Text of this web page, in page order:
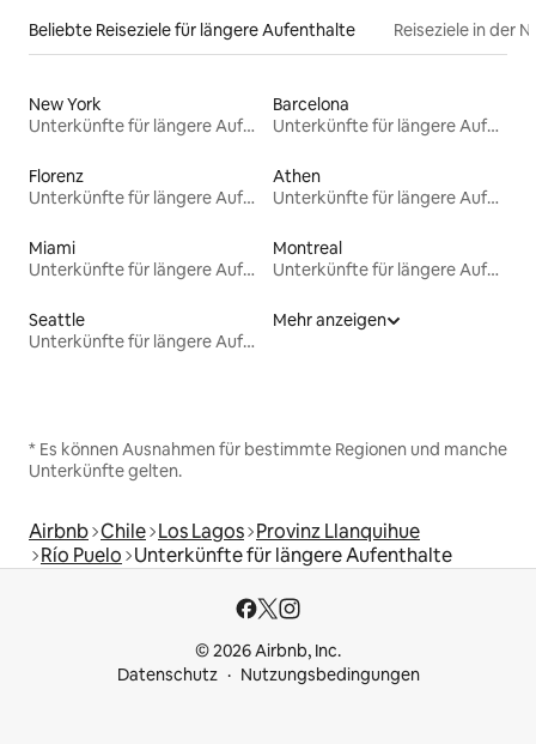
Beliebte Reiseziele für längere Aufenthalte Reiseziele in der
New York
Unterkünfte für längere Aufenthalte
Barcelona
Unterkünfte für längere Aufenthalte
Florenz
Unterkünfte für längere Aufenthalte
Athen
Unterkünfte für längere Aufenthalte
Miami
Unterkünfte für längere Aufenthalte
Montreal
Unterkünfte für längere Aufenthalte
Seattle
Unterkünfte für längere Aufenthalte
Mehr anzeigen
* Es können Ausnahmen für bestimmte Regionen und manche
Unterkünfte gelten.
Airbnb Chile Los Lagos Provinz Llanquihue
Río Puelo Unterkünfte für längere Aufenthalte
© 2026 Airbnb, Inc.
Datenschutz
Nutzungsbedingungen